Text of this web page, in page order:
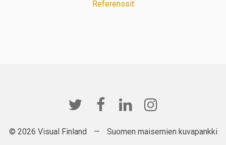
Referenssit
© 2026 Visual Finland — Suomen maisemien kuvapankki